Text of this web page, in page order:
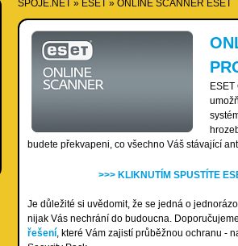
SPOJE.NET » ESET » ONLINE SCANNER ESET
budete překvapeni, co všechno Váš stávající
>>> KLIKNUTÍM SPUSTÍTE
Je důležité si uvědomit, že se jedná o
nijak Vás nechrání do budoucna.
řešení, které Vám zajistí průběžnou ochranu -